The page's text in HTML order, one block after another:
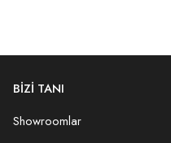
BİZİ TANI
Showroomlar